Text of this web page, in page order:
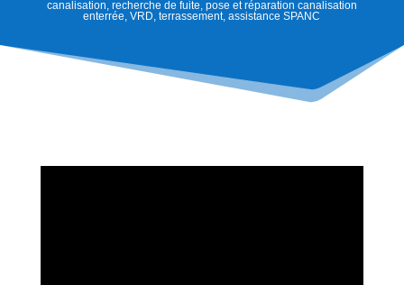
canalisation, recherche de fuite, pose et réparation canalisation
enterrée, VRD, terrassement, assistance SPANC